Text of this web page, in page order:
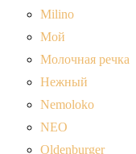
Milino
Мой
Молочная речка
Нежный
Nemoloko
NEO
Oldenburger